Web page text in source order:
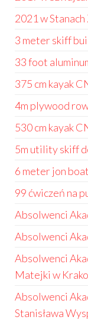
2021 w
3 meter skiff
33 foot
375 cm kayak
4m plywood
530 cm kayak
5m utility skiff
6 meter jon
99 ćwiczeń na
Absolwenci
Absolwenci
Absolwenci
Matejki w
Absolwenci
Stanisława